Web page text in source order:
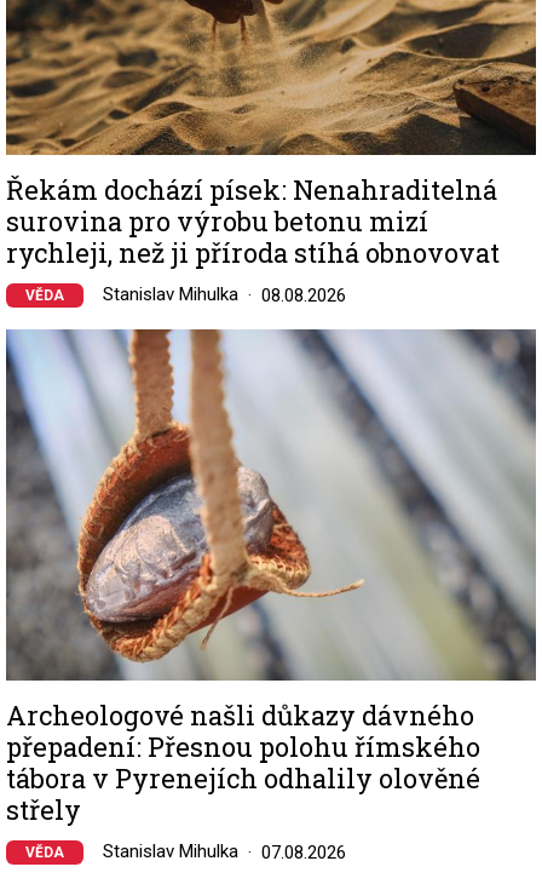
Řekám dochází písek: Nenahraditelná
surovina pro výrobu betonu mizí
rychleji, než ji příroda stíhá obnovovat
VĚDA Stanislav Mihulka 08.08.2026
Image
Archeologové našli důkazy dávného
přepadení: Přesnou polohu římského
tábora v Pyrenejích odhalily olověné
střely
VĚDA Stanislav Mihulka 07.08.2026